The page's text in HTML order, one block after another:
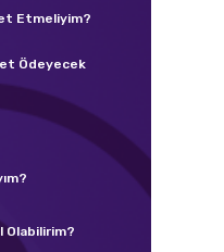
Etmeliyim?
Ödeyecek
Olabilirim?